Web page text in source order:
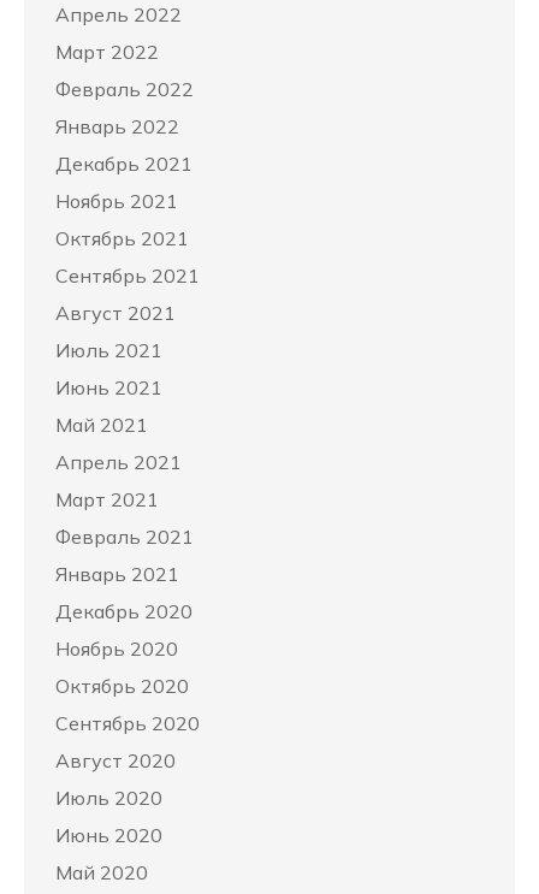
Апрель 2022
Март 2022
Февраль 2022
Январь 2022
Декабрь 2021
Ноябрь 2021
Октябрь 2021
Сентябрь 2021
Август 2021
Июль 2021
Июнь 2021
Май 2021
Апрель 2021
Март 2021
Февраль 2021
Январь 2021
Декабрь 2020
Ноябрь 2020
Октябрь 2020
Сентябрь 2020
Август 2020
Июль 2020
Июнь 2020
Май 2020